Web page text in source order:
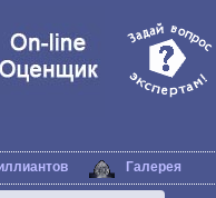
Галерея